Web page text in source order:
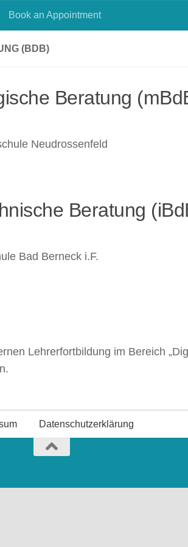
Book an Appointment
(BDB)
Beratung
Neudrossenfeld
Beratung
Bad Berneck i.F.
Lehrerfortbildung im Bereich
Datenschutzerklärung